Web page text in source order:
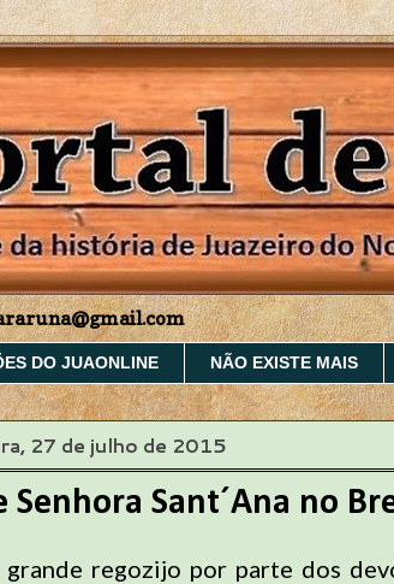
DO JUAONLINE NÃO EXISTE MAIS
27 de julho de 2015
Senhora Sant´Ana no
grande regozijo por parte dos